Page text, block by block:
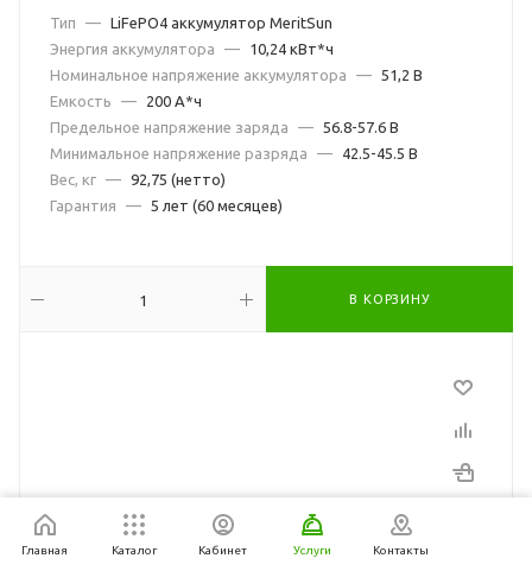
Тип — LiFePO4 аккумулятор MeritSun
Энергия аккумулятора
—
10,24 кВт*ч
Номинальное напряжение аккумулятора
— 51,2 В
Емкость
—
200 А*ч
Предельное напряжение заряда
— 56.8-57.6 В
Минимальное напряжение разряда
—
42.5-45.5 В
Вес, кг — 92,75 (нетто)
Гарантия
— 5 лет (60 месяцев)
В КОРЗИНУ
Главная Каталог Кабинет Услуги Контакты